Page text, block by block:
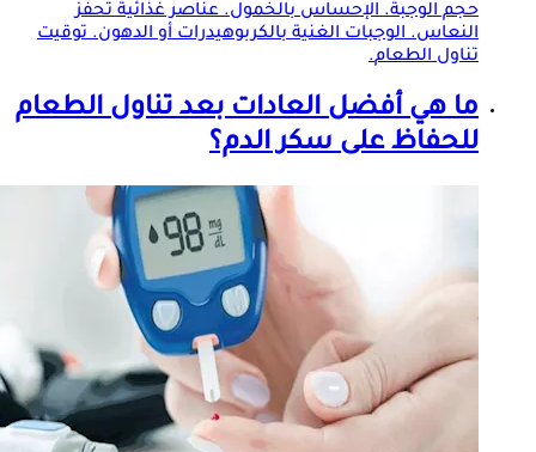
حجم الوجبة. الإحساس بالخمول. عناصر غذائية تحفز
النعاس. الوجبات الغنية بالكربوهيدرات أو الدهون. توقيت
تناولالطعام.
ما هي أفضل العادات بعد تناولالطعام
للحفاظ على سكر الدم؟